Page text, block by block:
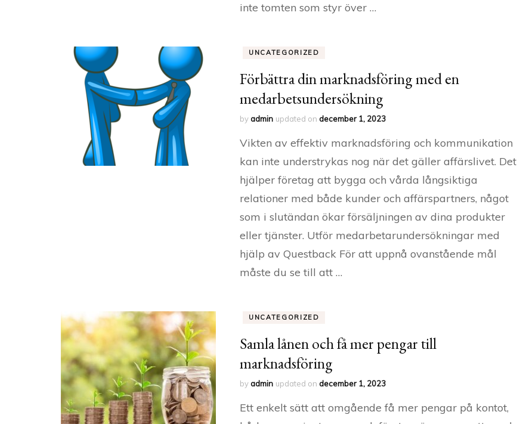
inte tomten som styr över …
UNCATEGORIZED
Förbättra din marknadsföring med en
medarbetsundersökning
byadmin updated on december 1, 2023
Vikten av effektiv marknadsföring och kommunikation
kan inte understrykas nog när det gäller affärslivet. Det
hjälper företag att bygga och vårda långsiktiga
relationer med både kunder och affärspartners, något
som i slutändan ökar försäljningen av dina produkter
eller tjänster. Utför medarbetarundersökningar med
hjälp av Questback För att uppnå ovanstående mål
måste du se till att …
UNCATEGORIZED
Samla lånen och få mer pengar till
marknadsföring
byadmin updated on december 1, 2023
Ett enkelt sätt att omgående få mer pengar på kontot,